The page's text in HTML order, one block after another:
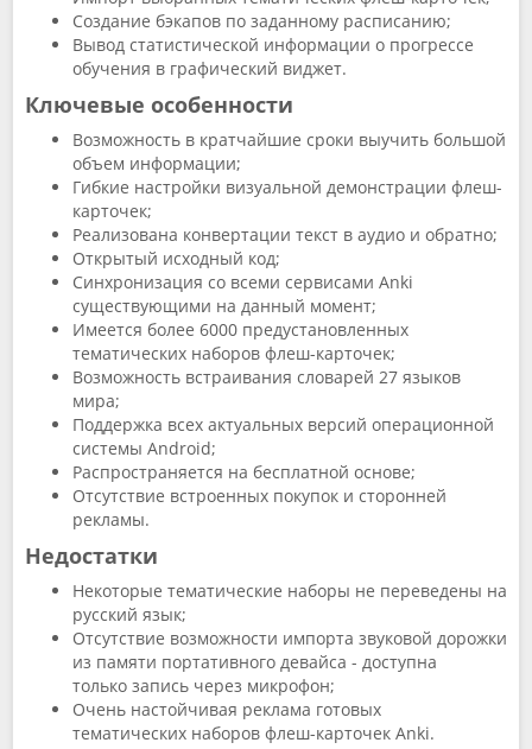
Создание бэкапов по заданному расписанию;
Вывод статистической информации о прогрессе
обучения в графический виджет.
Ключевые особенности
Возможность в кратчайшие сроки выучить большой
объем информации;
Гибкие настройки визуальной демонстрации флеш-
карточек;
Реализована конвертации текст в аудио и обратно;
Открытый исходный код;
Синхронизация со всеми сервисами Anki
существующими на данный момент;
Имеется более 6000 предустановленных
тематических наборов флеш-карточек;
Возможность встраивания словарей 27 языков
мира;
Поддержка всех актуальных версий операционной
системы Android;
Распространяется на бесплатной основе;
Отсутствие встроенных покупок и сторонней
рекламы.
Недостатки
Некоторые тематические наборы не переведены на
русский язык;
Отсутствие возможности импорта звуковой дорожки
из памяти портативного девайса - доступна
только запись через микрофон;
Очень настойчивая реклама готовых
тематических наборов флеш-карточек Anki.